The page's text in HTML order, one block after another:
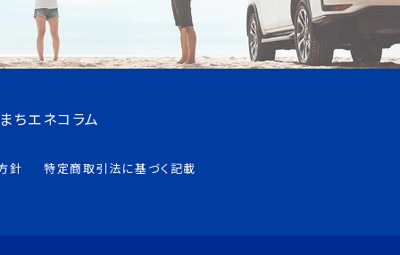
ちエネコラム
針 特定商取引法に基づく記載